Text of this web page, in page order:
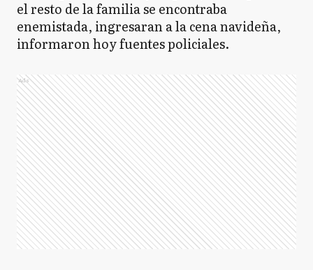
el resto de la familia se encontraba
enemistada, ingresaran a la cena navideña,
informaron hoy fuentes policiales.
Ads